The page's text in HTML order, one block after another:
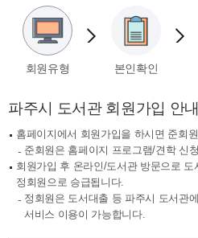
회원유형 본인확인
파주시 도서관 회원가입 안내
홈페이지에서 회원가입을 하시면 준회
준회원은 홈페이지 프로그램/견학 신
회원가입 후 온라인/도서관 방문으로 도
정회원으로 승급됩니다.
정회원은 도서대출 등 파주시 도서관
서비스 이용이 가능합니다.